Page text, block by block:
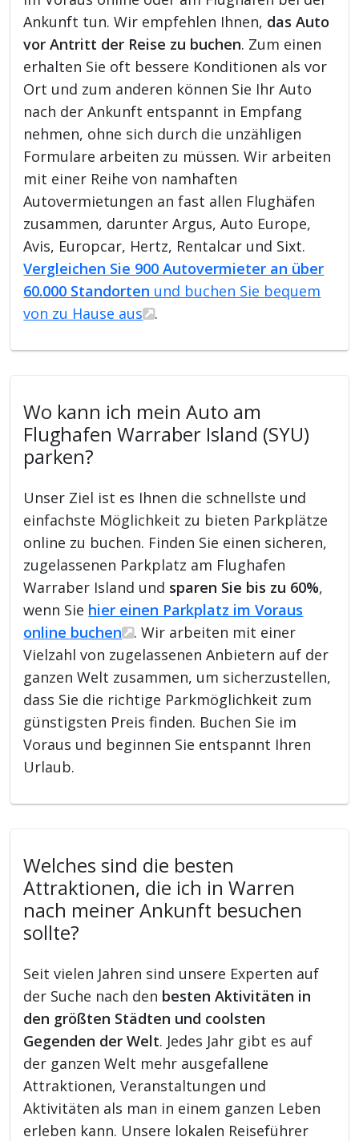
Ankunft tun. Wir empfehlen Ihnen, das Auto
vor Antritt der Reise zu buchen. Zum einen
erhalten Sie oft bessere Konditionen als vor
Ort und zum anderen können Sie Ihr Auto
nach der Ankunft entspannt in Empfang
nehmen, ohne sich durch die unzähligen
Formulare arbeiten zu müssen. Wir arbeiten
mit einer Reihe von namhaften
Autovermietungen an fast allen Flughäfen
zusammen, darunter Argus, Auto Europe,
Avis, Europcar, Hertz, Rentalcar und Sixt.
Vergleichen Sie 900 Autovermieter an über
60.000 Standorten und buchen Sie bequem
von zu Hause aus
.
Wo kann ich mein Auto am
Flughafen Warraber Island (SYU)
parken?
Unser Ziel ist es Ihnen die schnellste und
einfachste Möglichkeit zu bieten Parkplätze
online zu buchen. Finden Sie einen sicheren,
zugelassenen Parkplatz am Flughafen
Warraber Island und sparen Sie bis zu 60%,
wenn Sie hier einen Parkplatz im Voraus
online buchen
. Wir arbeiten mit einer
Vielzahl von zugelassenen Anbietern auf der
ganzen Welt zusammen, um sicherzustellen,
dass Sie die richtige Parkmöglichkeit zum
günstigsten Preis finden. Buchen Sie im
Voraus und beginnen Sie entspannt Ihren
Urlaub.
Welches sind die besten
Attraktionen, die ich in Warren
nach meiner Ankunft besuchen
sollte?
Seit vielen Jahren sind unsere Experten auf
der Suche nach den besten Aktivitäten in
den größten Städten und coolsten
Gegenden der Welt. Jedes Jahr gibt es auf
der ganzen Welt mehr ausgefallene
Attraktionen, Veranstaltungen und
Aktivitäten als man in einem ganzen Leben
erleben kann. Unsere lokalen Reiseführer